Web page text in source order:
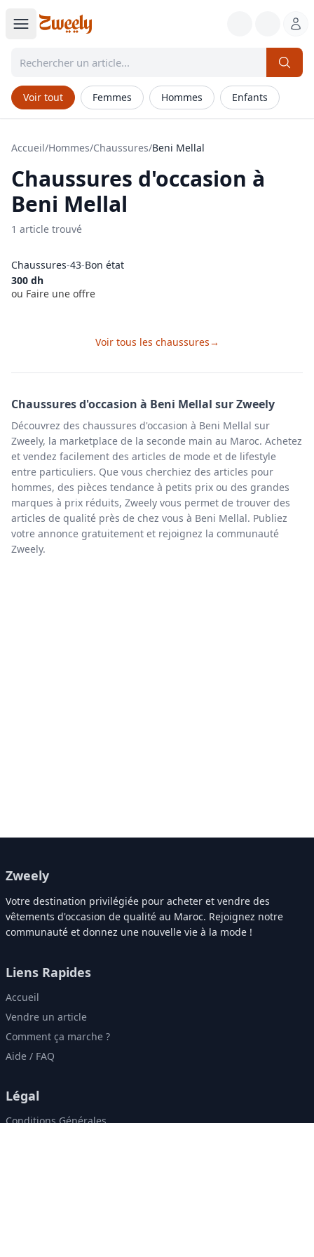
Voir tout Femmes Hommes Enfants
Accueil/Hommes/Chaussures/Beni Mellal
Chaussures d'occasion à
Beni Mellal
1 article trouvé
Chaussures-43-Bon état
300 dh
ou Faire une offre
Voir tous les chaussures→
Chaussuresd'occasion à Beni Mellal sur Zweely
Découvrez des chaussures d'occasion à Beni Mellal sur
Zweely, la marketplace de la seconde main au Maroc. Achetez
et vendez facilement des articles de mode et de lifestyle
entre particuliers. Que vous cherchiez des articles pour
hommes, des pièces tendance à petits prix ou des grandes
marques à prix réduits, Zweely vous permet de trouver des
articles de qualité près de chez vous à Beni Mellal. Publiez
votre annonce gratuitement et rejoignez la communauté
Zweely.
Zweely
Votre destination privilégiée pour acheter et vendre des
vêtements d'occasion de qualité au Maroc. Rejoignez notre
communauté et donnez une nouvelle vie à la mode !
Liens Rapides
Accueil
Vendre un article
Comment ça marche ?
Aide / FAQ
Légal
Conditions Générales